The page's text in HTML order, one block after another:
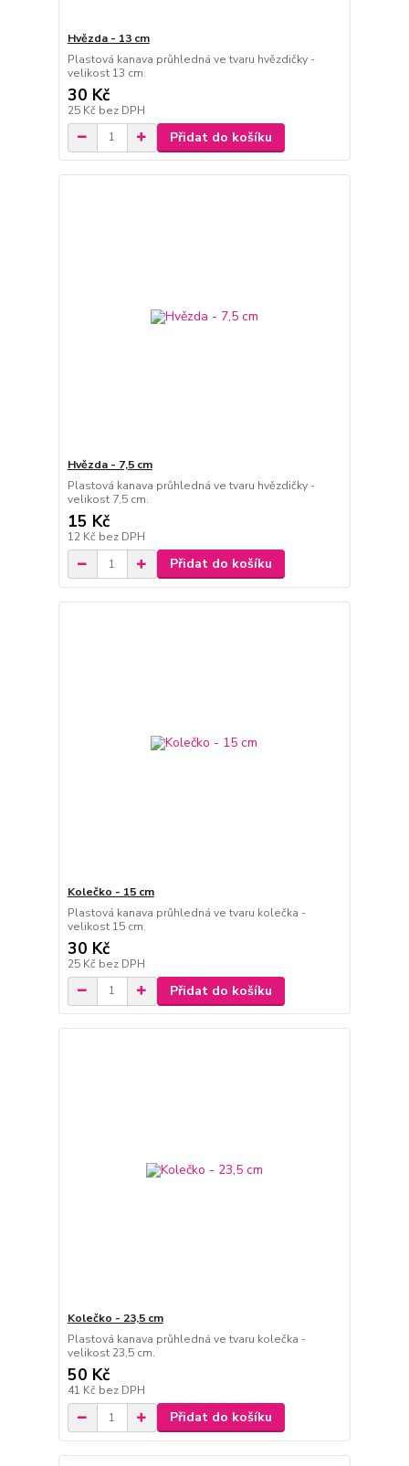
Hvězda - 13 cm
Plastová kanava průhledná ve tvaru hvězdičky -
velikost 13 cm.
30 Kč
25 Kč bez DPH
Přidat do košíku
Hvězda - 7,5 cm
Plastová kanava průhledná ve tvaru hvězdičky -
velikost 7,5 cm.
15 Kč
12 Kč bez DPH
Přidat do košíku
Kolečko - 15 cm
Plastová kanava průhledná ve tvaru kolečka -
velikost 15 cm.
30 Kč
25 Kč bez DPH
Přidat do košíku
Kolečko - 23,5 cm
Plastová kanava průhledná ve tvaru kolečka -
velikost 23,5 cm.
50 Kč
41 Kč bez DPH
Přidat do košíku